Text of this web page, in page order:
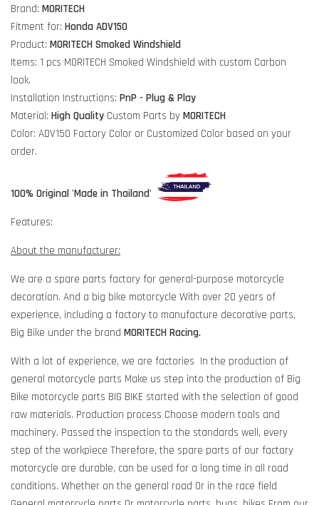
Brand: MORITECH
Fitment for: Honda ADV150
Product: MORITECH Smoked Windshield
Items: 1 pcs MORITECH Smoked Windshield with custom Carbon
look.
Installation Instructions: PnP - Plug & Play
Material: High Quality Custom Parts by MORITECH
Color: ADV150 Factory Color or Customized Color based on your
order.
100% Original 'Made in Thailand'
Features:
About the manufacturer:
We are a spare parts factory for general-purpose motorcycle
decoration. And a big bike motorcycle With over 20 years of
experience, including a factory to manufacture decorative parts,
Big Bike under the brand MORITECH Racing.
With a lot of experience, we are factories In the production of
general motorcycle parts Make us step into the production of Big
Bike motorcycle parts BIG BIKE started with the selection of good
raw materials. Production process Choose modern tools and
machinery. Passed the inspection to the standards well, every
step of the workpiece Therefore, the spare parts of our factory
motorcycle are durable, can be used for a long time in all road
conditions. Whether on the general road Or in the race field